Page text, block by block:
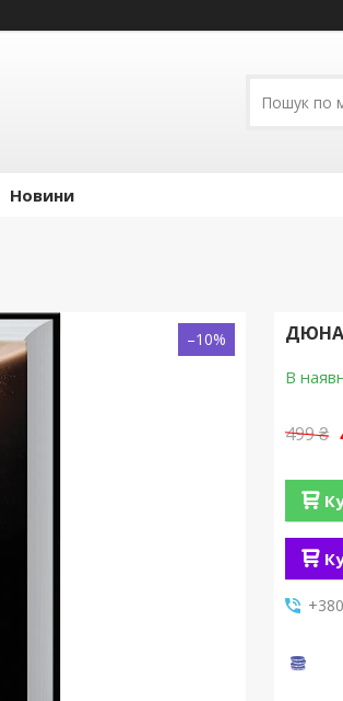
Новини
–10% ДЮНА
В
499 ₴